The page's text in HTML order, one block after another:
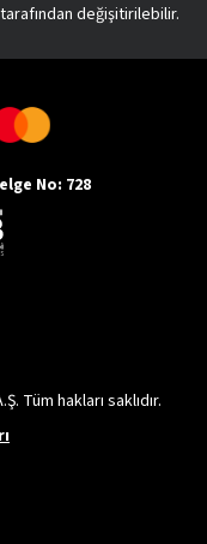
değişitirilebilir.
No: 728
Tüm hakları saklıdır.